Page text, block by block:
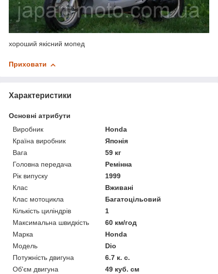
хороший якісний мопед
Приховати
Характеристики
Основні атрибути
Виробник
Honda
Країна виробник
Японія
Вага
59 кг
Головна передача
Ремінна
Рік випуску
1999
Клас
Вживані
Клас мотоцикла
Багатоцільовий
Кількість циліндрів
1
Максимальна швидкість
60 км/год
Марка
Honda
Модель
Dio
Потужність двигуна
6.7 к. с.
Об'єм двигуна
49 куб. см